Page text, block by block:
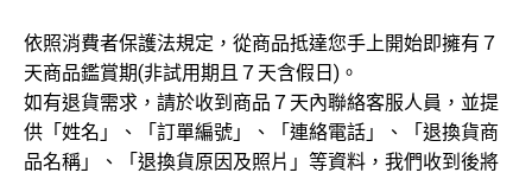
依照消費者保護法規定，從商品抵達您手上開始即擁有７
天商品鑑賞期(非試用期且７天含假日)。
如有退貨需求，請於收到商品７天內聯絡客服人員，並提
供「姓名」、「訂單編號」、「連絡電話」、「退換貨商
品名稱」、「退換貨原因及照片」等資料，我們收到後將